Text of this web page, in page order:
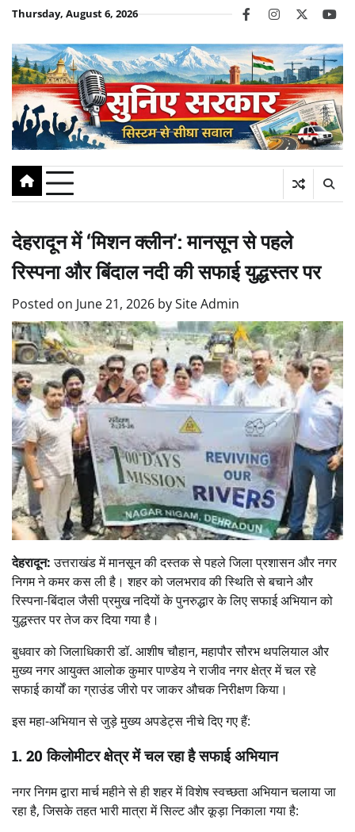
Skip
content
Thursday, August 6, 2026 facebookinstagram
twitter
देहरादून में ‘मिशन क्लीन’: मानसून से पहले
रिस्पना और बिंदाल नदी की सफाई युद्धस्तर पर
Posted on June 21, 2026 bySite Admin
देहरादून:उत्तराखंड में मानसून की दस्तक से पहले जिला प्रशासन और नगर
निगम ने कमर कस ली है। शहर को जलभराव की स्थिति से बचाने और
रिस्पना-बिंदाल जैसी प्रमुख नदियों के पुनरुद्धार के लिए सफाई अभियान को
युद्धस्तर पर तेज कर दिया गया है।
बुधवार को जिलाधिकारी डॉ. आशीष चौहान, महापौर सौरभ थपलियाल और
मुख्य नगर आयुक्त आलोक कुमार पाण्डेय ने राजीव नगर क्षेत्र में चल रहे
सफाई कार्यों का ग्राउंड जीरो पर जाकर औचक निरीक्षण किया।
इस महा-अभियान से जुड़े मुख्य अपडेट्स नीचे दिए गए हैं:
1. 20 किलोमीटर क्षेत्र में चल रहा है सफाई अभियान
नगर निगम द्वारा मार्च महीने से ही शहर में विशेष स्वच्छता अभियान चलाया जा
रहा है, जिसके तहत भारी मात्रा में सिल्ट और कूड़ा निकाला गया है: